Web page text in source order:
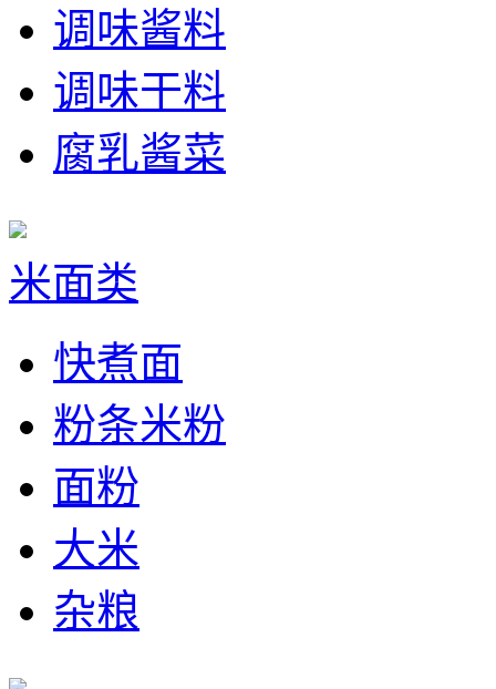
调味酱料
调味干料
腐乳酱菜
米面类
快煮面
粉条米粉
面粉
大米
杂粮